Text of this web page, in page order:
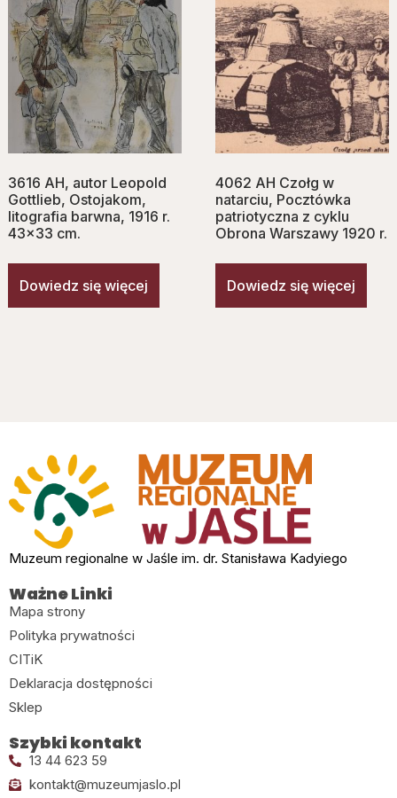
3616 AH, autor Leopold
Gottlieb, Ostojakom,
litografia barwna, 1916 r.
43×33 cm.
Dowiedz się więcej
4062 AH Czołg w
natarciu, Pocztówka
patriotyczna z cyklu
Obrona Warszawy 1920 r.
Dowiedz się więcej
Muzeum regionalne w Jaśle im. dr. Stanisława Kadyiego
Ważne Linki
Mapa strony
Polityka prywatności
CITiK
Deklaracja dostępności
Sklep
Szybki kontakt
13 44 623 59
kontakt@muzeumjaslo.pl